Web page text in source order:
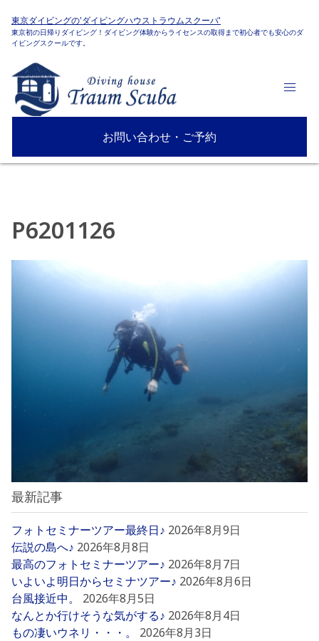
東京ダイビングの'ダイビングハウストラウムスクーバ'
東京初の日帰りダイビング！ダイビング体験からライセンスの取得まで初心者でも安心のダ
イビングスクールです。
お問い合わせ・ご予約
P6201126
最新記事
フォトセミナーツアー最終日♪ 2026年8月9日
伝説の島へ♪ 2026年8月8日
最高のフォトセミナーツアー♪ 2026年8月7日
いよいよ明日からセミナツアー♪ 2026年8月6日
台風接近中。
2026年8月5日
なんとか行けそうな気がする♪ 2026年8月4日
もの凄いウネリ・・・。
2026年8月3日